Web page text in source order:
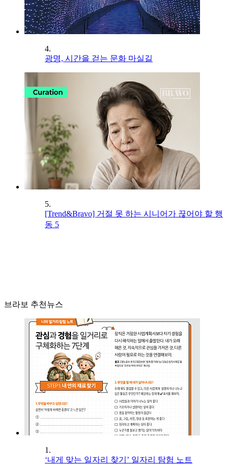
4.
광명, 시간을 걷는 문화 마실길
5.
[Trend&Bravo] 거절 못 하는 시니어가 끊어야 할 행
동 5
브라보 추천뉴스
1.
‘내게 맞는 일자리 찾기’ 일자리 탐험 노트